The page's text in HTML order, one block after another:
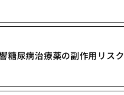
糖尿病治療薬の副作用リスク